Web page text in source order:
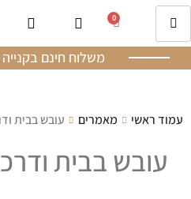
0
משלוח חינם בקנייה מעל
עמוד ראשי מאמרים עובש בבית
עובש בבית